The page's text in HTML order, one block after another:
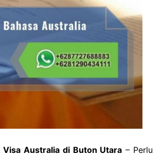
Australia di Buton Utara – Perlu